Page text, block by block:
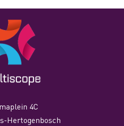
4C
Hertogenbosch